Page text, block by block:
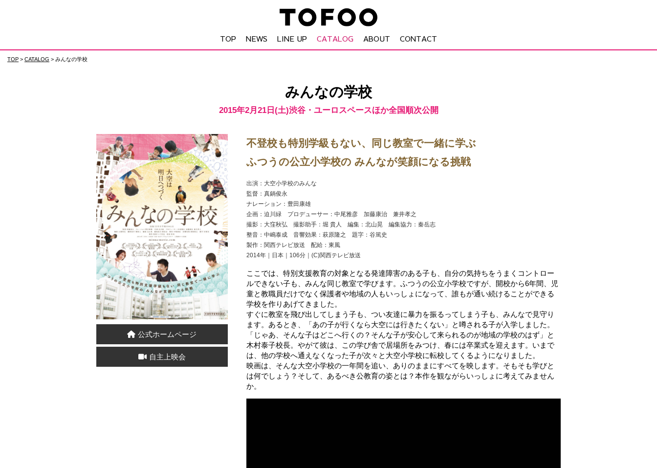
TOP NEWS LINE UP CATALOG ABOUT CONTACT
TOP > CATALOG > みんなの学校
みんなの学校
2015年2月21日(土)渋谷・ユーロスペースほか全国順次公開
公式ホームページ
自主上映会
不登校も特別学級もない、同じ教室で一緒に学ぶ
ふつうの公立小学校の みんなが笑顔になる挑戦
出演：大空小学校のみんな
監督：真鍋俊永
ナレーション：豊田康雄
企画：迫川緑 プロデューサー：中尾雅彦 加藤康治 兼井孝之
撮影：大窪秋弘 撮影助手：堀 貴人 編集：北山晃 編集協力：秦岳志
整音：中嶋泰成 音響効果：萩原隆之 題字：谷篤史
製作：関西テレビ放送 配給：東風
2014年｜日本｜106分｜(C)関西テレビ放送
ここでは、特別支援教育の対象となる発達障害のある子も、自分の気持ちをうまくコントロー
ルできない子も、みんな同じ教室で学びます。ふつうの公立小学校ですが、開校から6年間、児
童と教職員だけでなく保護者や地域の人もいっしょになって、誰もが通い続けることができる
学校を作りあげてきました。
すぐに教室を飛び出してしまう子も、つい友達に暴力を振るってしまう子も、みんなで見守り
ます。あるとき、「あの子が行くなら大空には行きたくない」と噂される子が入学しました。
「じゃあ、そんな子はどこへ行くの？そんな子が安心して来られるのが地域の学校のはず」と
木村泰子校長。やがて彼は、この学び舎で居場所をみつけ、春には卒業式を迎えます。いまで
は、他の学校へ通えなくなった子が次々と大空小学校に転校してくるようになりました。
映画は、そんな大空小学校の一年間を追い、ありのままにすべてを映します。そもそも学びと
は何でしょう？そして、あるべき公教育の姿とは？本作を観ながらいっしょに考えてみません
か。